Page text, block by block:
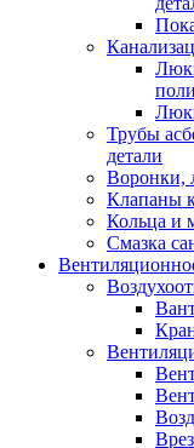
Трубы
детали
Воронки,
Клапаны
Кольца и
Смазка